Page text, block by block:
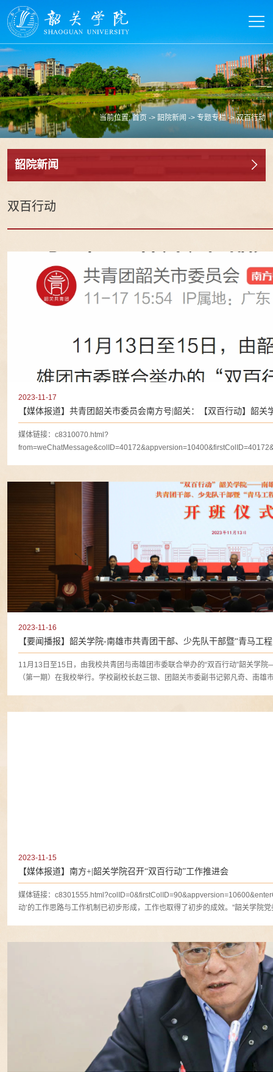
当前位置:首页 ->韶院新闻 ->专题专栏->双百行动
韶院新闻
双百行动
2023-11-17
【媒体报道】共青团韶关市委员会南方号|韶关：【双百行动】韶
媒体链接：c8310070.html?
2023-11-16
【要闻播报】韶关学院-南雄市共青团干部、少先队干部暨“青马工
11月13日至15日，由我校共青团与南雄团市委联合举办的“双百行动”韶关学
（第一期）在我校举行。学校副校长赵三银、团韶关市委副书记郭凡奇、南雄
2023-11-15
【媒体报道】南方+|韶关学院召开“双百行动”工作推进会
媒体链接：
动’的工作思路与工作机制已初步形成，工作也取得了初步的成效。”韶关学院